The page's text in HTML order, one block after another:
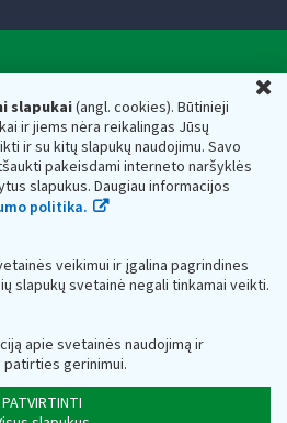
slapukai(angl. cookies). Būtinieji
ir jiems nėra reikalingas Jūsų
ir su kitų slapukų naudojimu. Savo
pakeisdami interneto naršyklės
slapukus. Daugiau informacijos
politika.
veikimui ir įgalina pagrindines
slapukų svetainė negali tinkamai veikti.
apie svetainės naudojimą ir
patirties gerinimui.
PATVIRTINTI
ministerijos
kodas — 188659752,
01107 Vilnius, Lietuva, el.paštas:
adresas 188659752
inspekciją prie Lietuvos
kaupiami ir saugomi Juridinių